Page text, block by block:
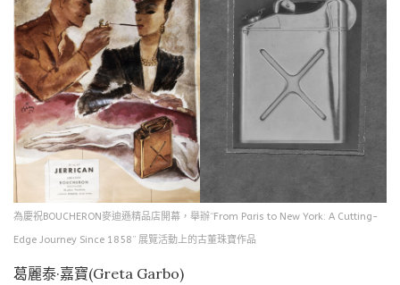
為慶祝BOUCHERON麥迪遜精品店開幕，舉辦“From Paris to New York: A Cutting-
Edge Journey Since 1858” 展覽活動上的古董珠寶作品
葛麗泰·嘉寶(Greta Garbo)